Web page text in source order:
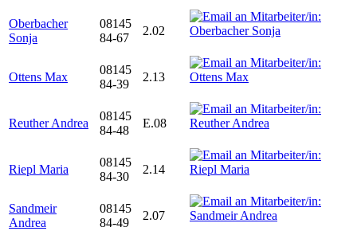
Oberbacher
Sonja
08145
84-67
2.02
Ottens Max
08145
84-39
2.13
Reuther Andrea
08145
84-48
E.08
Riepl Maria
08145
84-30
2.14
Sandmeir
Andrea
08145
84-49
2.07